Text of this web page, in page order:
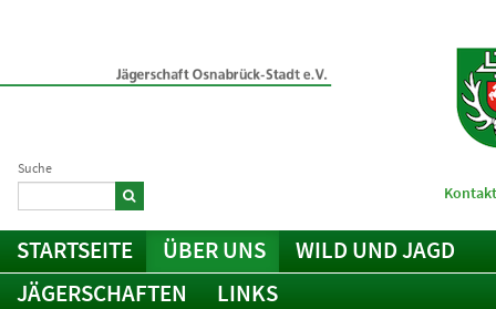
Suche
STARTSEITE ÜBER UNS
WILD UND JAGD
JÄGERSCHAFTEN
LINKS